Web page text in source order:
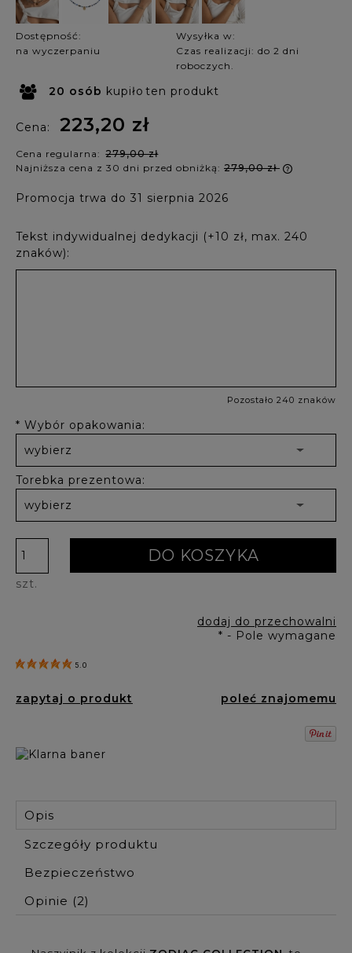
Dostępność:
na wyczerpaniu
Wysyłka w:
Czas realizacji: do 2 dni
roboczych.
20 osób kupiło ten produkt
Cena: 223,20 zł
Cena regularna: 279,00 zł
Najniższa cena z 30 dni przed obniżką: 279,00 zł
Promocja trwa do 31 sierpnia 2026
Tekst indywidualnej dedykacji (+10 zł, max. 240
znaków):
Pozostało 240 znaków
* Wybór opakowania:
Torebka prezentowa:
szt.
DO KOSZYKA
dodaj do przechowalni
* - Pole wymagane
5.0
zapytaj o produkt poleć znajomemu
Opis
Szczegóły produktu
Bezpieczeństwo
Opinie (2)